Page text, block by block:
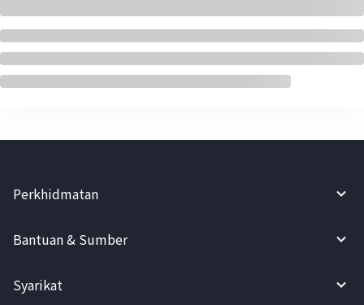
Perkhidmatan
Bantuan & Sumber
Syarikat